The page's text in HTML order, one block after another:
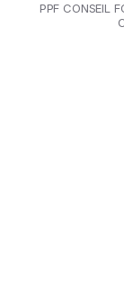
PPF CONSEIL